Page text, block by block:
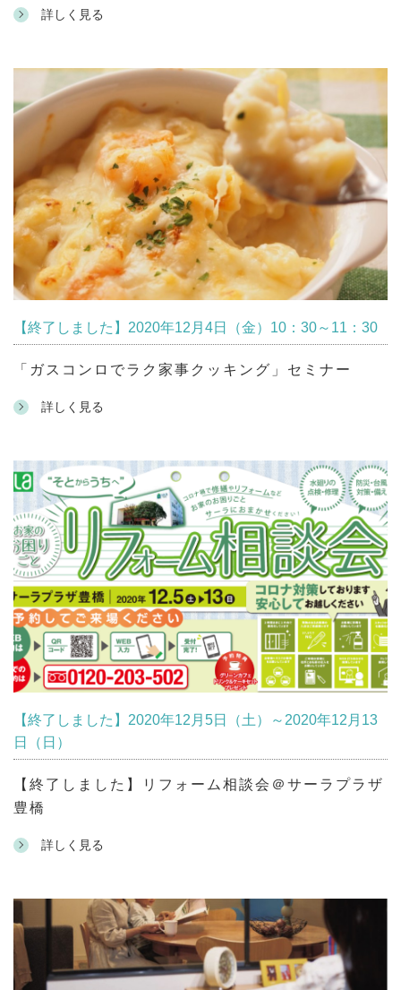
詳しく見る
【終了しました】2020年12月4日（金）10：30～11：30
「ガスコンロでラク家事クッキング」セミナー
詳しく見る
【終了しました】2020年12月5日（土）～2020年12月13
日（日）
【終了しました】リフォーム相談会＠サーラプラザ
豊橋
詳しく見る